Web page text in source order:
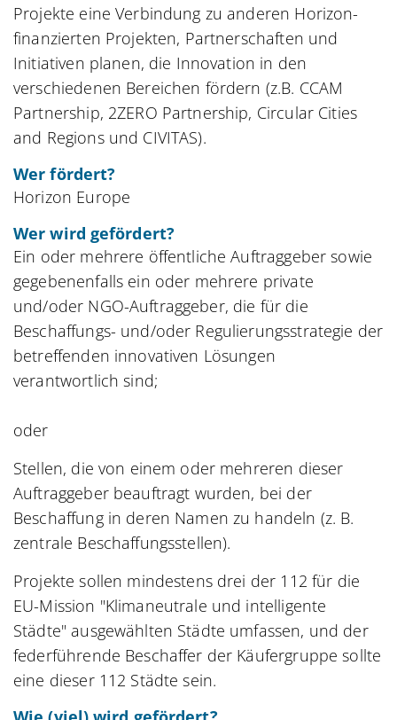
Projekte eine Verbindung zu anderen Horizon-
finanzierten Projekten, Partnerschaften und
Initiativen planen, die Innovation in den
verschiedenen Bereichen fördern (z.B. CCAM
Partnership, 2ZERO Partnership, Circular Cities
and Regions und CIVITAS).
Wer fördert?
Horizon Europe
Wer wird gefördert?
Ein oder mehrere öffentliche Auftraggeber sowie
gegebenenfalls ein oder mehrere private
und/oder NGO-Auftraggeber, die für die
Beschaffungs- und/oder Regulierungsstrategie der
betreffenden innovativen Lösungen
verantwortlich sind;
oder
Stellen, die von einem oder mehreren dieser
Auftraggeber beauftragt wurden, bei der
Beschaffung in deren Namen zu handeln (z. B.
zentrale Beschaffungsstellen).
Projekte sollen mindestens drei der 112 für die
EU-Mission "Klimaneutrale und intelligente
Städte" ausgewählten Städte umfassen, und der
federführende Beschaffer der Käufergruppe sollte
eine dieser 112 Städte sein.